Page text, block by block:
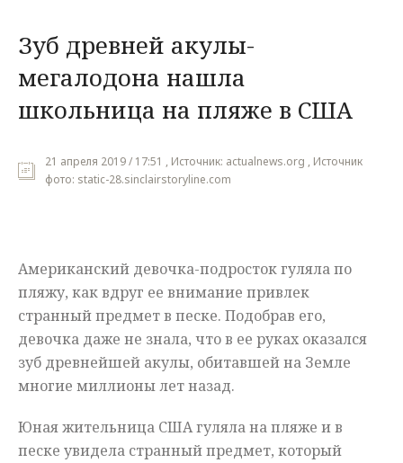
Наука
Культура
Общество
Мнения
Зуб древней акулы-
мегалодона нашла
школьница на пляже в США
21 апреля 2019 / 17:51 , Источник: actualnews.org , Источник
фото: static-28.sinclairstoryline.com
Американский девочка-подросток гуляла по
пляжу, как вдруг ее внимание привлек
странный предмет в песке. Подобрав его,
девочка даже не знала, что в ее руках оказался
зуб древнейшей акулы, обитавшей на Земле
многие миллионы лет назад.
Юная жительница США гуляла на пляже и в
песке увидела странный предмет, который